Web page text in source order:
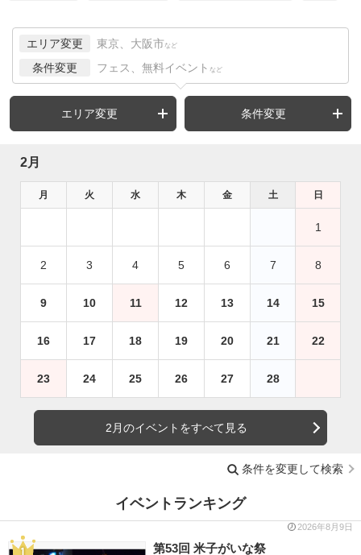
エリア変更 東京、大阪市 など
条件変更 フェス、無料イベント など
エリア変更 条件変更
2月
月 火 水 木 金 土 日
1
2 3 4 5 6 7 8
9 10 11 12 13 14 15
16 17 18 19 20 21 22
23 24 25 26 27 28
2月のイベントをすべて見る
条件を変更して検索
イベントランキング
2026年8月9日
第53回 米子がいな祭